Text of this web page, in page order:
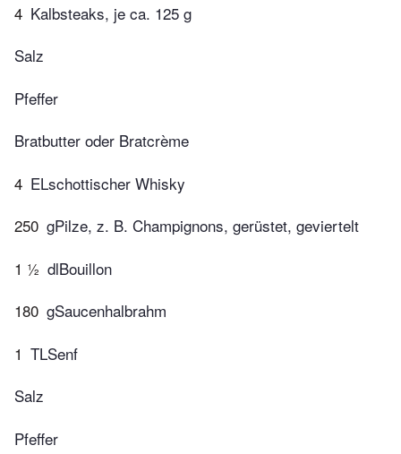
4 Kalbsteaks, je ca. 125 g
Salz
Pfeffer
Bratbutter oder Bratcrème
4 ELschottischer Whisky
250 gPilze, z. B. Champignons, gerüstet, geviertelt
1 ½ dlBouillon
180 gSaucenhalbrahm
1 TLSenf
Salz
Pfeffer